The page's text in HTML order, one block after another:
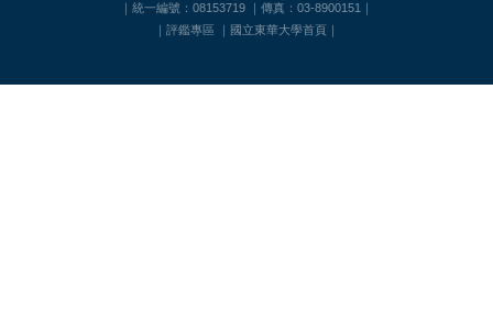
｜統一編號：08153719 ｜傳真：03-8900151｜
評鑑專區 國立東華大學首頁